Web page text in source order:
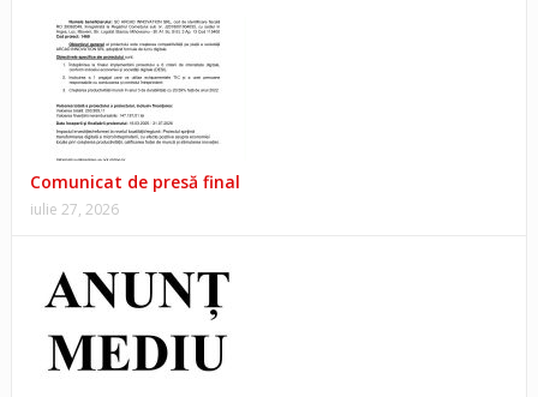
Comunicat de presă final
iulie 27, 2026